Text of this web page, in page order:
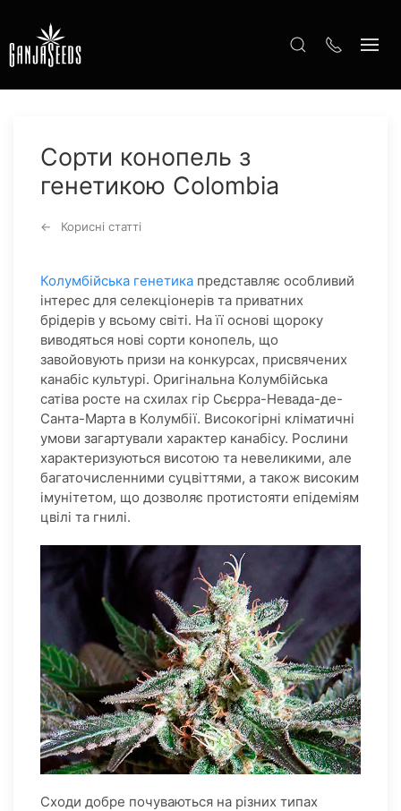
Сорти конопель з
генетикою Colombia
Корисні статті
Колумбійська генетика представляє особливий
інтерес для селекціонерів та приватних
брідерів у всьому світі. На її основі щороку
виводяться нові сорти конопель, що
завойовують призи на конкурсах, присвячених
канабіс культурі. Оригінальна Колумбійська
сатіва росте на схилах гір Сьєрра-Невада-де-
Санта-Марта в Колумбії. Високогірні кліматичні
умови загартували характер канабісу. Рослини
характеризуються висотою та невеликими, але
багаточисленними суцвіттями, а також високим
імунітетом, що дозволяє протистояти епідеміям
цвілі та гнилі.
Сходи добре почуваються на різних типах